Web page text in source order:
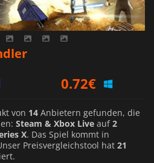
0.72€
1.00€
von 14 Anbietern gefunden, die
Steam & Xbox Live auf2
X. Das Spiel kommt in
Preisvergleichstool hat 21